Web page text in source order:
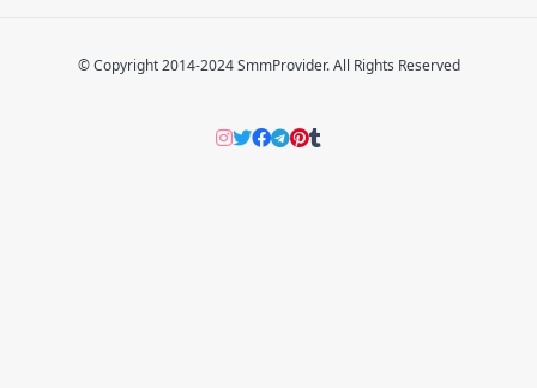
© Copyright 2014-2024 SmmProvider. All Rights Reserved
Instagram
Twitter
Facebook
Telegram
Pinterers
Tumblr